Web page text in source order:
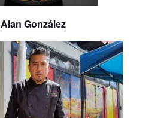
Alan González